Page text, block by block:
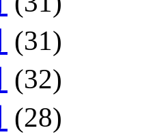
(31)
(32)
(28)